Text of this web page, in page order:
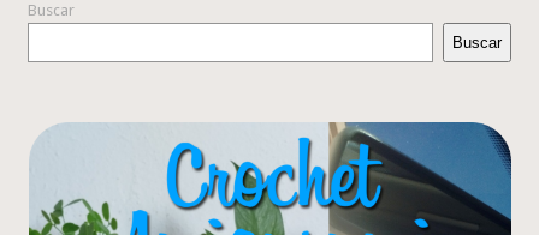
Buscar
Buscar